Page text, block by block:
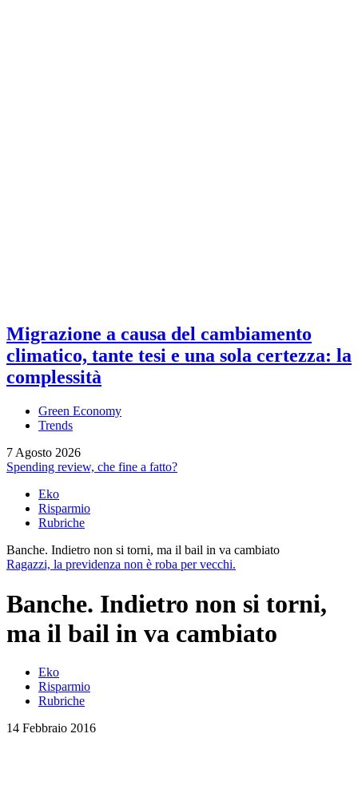
Migrazione a causa del cambiamento
climatico, tante tesi e una sola certezza: la
complessità
Green Economy
Trends
7 Agosto 2026
Spending review, che fine a fatto?
Eko
Risparmio
Rubriche
Banche. Indietro non si torni, ma il bail in va cambiato
Ragazzi, la previdenza non è roba per vecchi.
Banche. Indietro non si torni,
ma il bail in va cambiato
Eko
Risparmio
Rubriche
14 Febbraio 2016